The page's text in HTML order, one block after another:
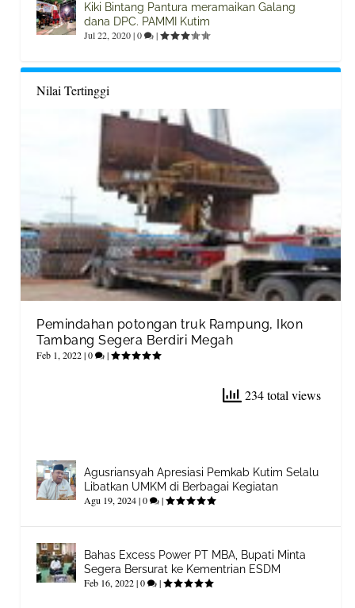
Kiki Bintang Pantura meramaikan Galang
dana DPC. PAMMI Kutim
Jul 22, 2020|0 |
Nilai Tertinggi
Pemindahan potongan truk Rampung, Ikon
Tambang Segera Berdiri Megah
Feb 1, 2022|0 |
234 total views
Agusriansyah Apresiasi Pemkab Kutim Selalu
Libatkan UMKM di Berbagai Kegiatan
Agu 19, 2024|0 |
Bahas Excess Power PT MBA, Bupati Minta
Segera Bersurat ke Kementrian ESDM
Feb 16, 2022|0 |